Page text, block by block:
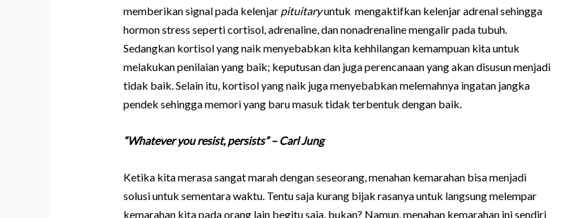
memberikan signal pada kelenjar pituitaryuntuk mengaktifkan kelenjar adrenal sehingga
hormon stress seperti cortisol, adrenaline, dan nonadrenaline mengalir pada tubuh.
Sedangkan kortisol yang naik menyebabkan kita kehhilangan kemampuan kita untuk
melakukan penilaian yang baik; keputusan dan juga perencanaan yang akan disusun menjadi
tidak baik. Selain itu, kortisol yang naik juga menyebabkan melemahnya ingatan jangka
pendek sehingga memori yang baru masuk tidak terbentuk dengan baik.
“Whatever you resist, persists” – Carl Jung
Ketika kita merasa sangat marah dengan seseorang, menahan kemarahan bisa menjadi
solusi untuk sementara waktu. Tentu saja kurang bijak rasanya untuk langsung melempar
kemarahan kita pada orang lain begitu saja, bukan? Namun, menahan kemarahan ini sendiri